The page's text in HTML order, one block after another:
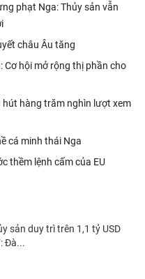
phạt Nga: Thủy sản vẫn
châu Âu tăng
Cơ hội mở rộng thị phần cho
hút hàng trăm nghìn lượt xem
cá minh thái Nga
thềm lệnh cấm của EU
sản duy trì trên 1,1 tỷ USD
Đà...